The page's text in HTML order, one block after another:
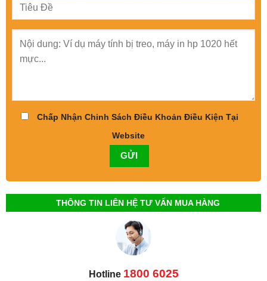
Chấp Nhận Chinh Sách Điều Khoản Điều Kiện Tại
Website
THÔNG TIN LIÊN HỆ TƯ VẤN MUA HÀNG
Hotline 1800 6025